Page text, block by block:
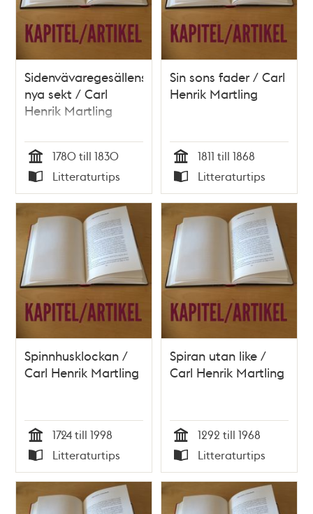
Sidenvävaregesällens
nya sekt / Carl
Henrik Martling
Tid
1780 till 1830
Typ
Litteraturtips
Sin sons fader / Carl
Henrik Martling
Tid
1811 till 1868
Typ
Litteraturtips
Spinnhusklockan /
Carl Henrik Martling
Tid
1724 till 1998
Typ
Litteraturtips
Spiran utan like /
Carl Henrik Martling
Tid
1292 till 1968
Typ
Litteraturtips